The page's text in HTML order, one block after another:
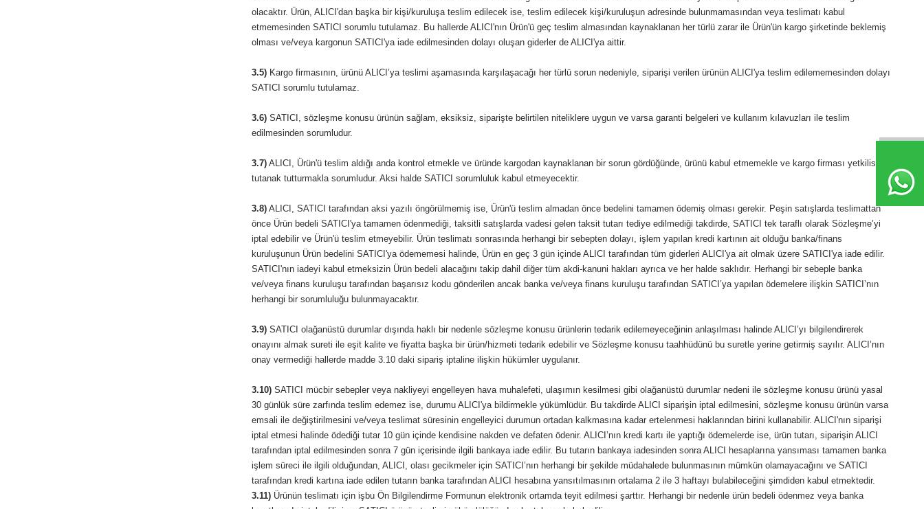
olacaktır. Ürün, ALICI'dan başka bir kişi/kuruluşa teslim edilecek ise, teslim edilecek kişi/kuruluşun adresinde bulunmamasından veya teslimatı kabul
etmemesinden SATICI sorumlu tutulamaz. Bu hallerde ALICI'nın Ürün'ü geç teslim almasından kaynaklanan her türlü zarar ile Ürün'ün kargo şirketinde beklemiş
olması ve/veya kargonun SATICI'ya iade edilmesinden dolayı oluşan giderler de ALICI'ya aittir.
3.5) Kargo firmasının, ürünü ALICI’ya teslimi aşamasında karşılaşacağı her türlü sorun nedeniyle, siparişi verilen ürünün ALICI'ya teslim edilememesinden dolayı
SATICI sorumlu tutulamaz.
3.6) SATICI, sözleşme konusu ürünün sağlam, eksiksiz, siparişte belirtilen niteliklere uygun ve varsa garanti belgeleri ve kullanım kılavuzları ile teslim
edilmesinden sorumludur.
3.7) ALICI, Ürün'ü teslim aldığı anda kontrol etmekle ve üründe kargodan kaynaklanan bir sorun gördüğünde, ürünü kabul etmemekle ve kargo firması yetkilisine
tutanak tutturmakla sorumludur. Aksi halde SATICI sorumluluk kabul etmeyecektir.
3.8) ALICI, SATICI tarafından aksi yazılı öngörülmemiş ise, Ürün'ü teslim almadan önce bedelini tamamen ödemiş olması gerekir. Peşin satışlarda teslimattan
önce Ürün bedeli SATICI'ya tamamen ödenmediği, taksitli satışlarda vadesi gelen taksit tutarı tediye edilmediği takdirde, SATICI tek taraflı olarak Sözleşme’yi
iptal edebilir ve Ürün'ü teslim etmeyebilir. Ürün teslimatı sonrasında herhangi bir sebepten dolayı, işlem yapılan kredi kartının ait olduğu banka/finans
kuruluşunun Ürün bedelini SATICI'ya ödememesi halinde, Ürün en geç 3 gün içinde ALICI tarafından tüm giderleri ALICI'ya ait olmak üzere SATICI'ya iade edilir.
SATICI'nın iadeyi kabul etmeksizin Ürün bedeli alacağını takip dahil diğer tüm akdi-kanuni hakları ayrıca ve her halde saklıdır. Herhangi bir sebeple banka
ve/veya finans kuruluşu tarafından başarısız kodu gönderilen ancak banka ve/veya finans kuruluşu tarafından SATICI’ya yapılan ödemelere ilişkin SATICI’nın
herhangi bir sorumluluğu bulunmayacaktır.
3.9) SATICI olağanüstü durumlar dışında haklı bir nedenle sözleşme konusu ürünlerin tedarik edilemeyeceğinin anlaşılması halinde ALICI’yı bilgilendirerek
onayını almak sureti ile eşit kalite ve fiyatta başka bir ürün/hizmeti tedarik edebilir ve Sözleşme konusu taahhüdünü bu suretle yerine getirmiş sayılır. ALICI’nın
onay vermediği hallerde madde 3.10 daki sipariş iptaline ilişkin hükümler uygulanır.
3.10) SATICI mücbir sebepler veya nakliyeyi engelleyen hava muhalefeti, ulaşımın kesilmesi gibi olağanüstü durumlar nedeni ile sözleşme konusu ürünü yasal
30 günlük süre zarfında teslim edemez ise, durumu ALICI'ya bildirmekle yükümlüdür. Bu takdirde ALICI siparişin iptal edilmesini, sözleşme konusu ürünün varsa
emsali ile değiştirilmesini ve/veya teslimat süresinin engelleyici durumun ortadan kalkmasına kadar ertelenmesi haklarından birini kullanabilir. ALICI'nın siparişi
iptal etmesi halinde ödediği tutar 10 gün içinde kendisine nakden ve defaten ödenir. ALICI’nın kredi kartı ile yaptığı ödemelerde ise, ürün tutarı, siparişin ALICI
tarafından iptal edilmesinden sonra 7 gün içerisinde ilgili bankaya iade edilir. Bu tutarın bankaya iadesinden sonra ALICI hesaplarına yansıması tamamen banka
işlem süreci ile ilgili olduğundan, ALICI, olası gecikmeler için SATICI’nın herhangi bir şekilde müdahalede bulunmasının mümkün olamayacağını ve SATICI
tarafından kredi kartına iade edilen tutarın banka tarafından ALICI hesabına yansıtılmasının ortalama 2 ile 3 haftayı bulabileceğini şimdiden kabul etmektedir.
3.11) Ürünün teslimatı için işbu Ön Bilgilendirme Formunun elektronik ortamda teyit edilmesi şarttır. Herhangi bir nedenle ürün bedeli ödenmez veya banka